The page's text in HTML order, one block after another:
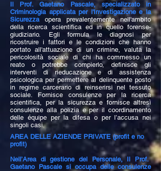
Il Prof. Gaetano Pascale, specializzato in
Criminologia applicata per l'Investigazione e la
Sicurezzaopera prevalentemente nell'ambito
della ricerca scientifica ed in quello forense-
giudiziario. Egli formula le diagnosi per
ricostruire i fattori e le condizioni che hanno
portato all'attuazione di un crimine, valuta la
pericolosità sociale di chi ha commesso un
reato o potrebbe compierlo, definisce gli
interventi di rieducazione e di assistenza
psicologica per permettere al delinquente posto
in regime carcerario di reinserirsi nel tessuto
sociale. Fornisce consulenze per la ricerca
scientifica, per la sicurezza e fornisce altresì
consulenze alla polizia e per il coordinamento
delle équipe per la difesa o per l’accusa nei
singoli casi.
AREA DELLE AZIENDE PRIVATE (profit e no
profit)
Nell’Area di gestione del Personale, Il Prof.
Gaetano Pascale si occupa delle consulenze